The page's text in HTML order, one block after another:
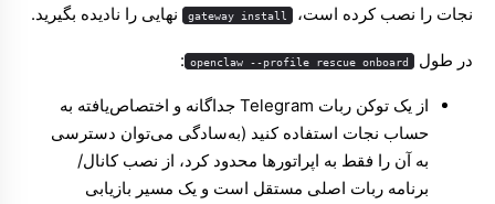
نجات را نصب کرده است،
gateway install نهایی را نادیده بگیرید.
در طول openclaw --profile rescue onboard
:
از یک توکن ربات Telegram جداگانه و اختصاص‌یافته به
حساب نجات استفاده کنید (به‌سادگی می‌توان دسترسی
به آن را فقط به اپراتورها محدود کرد، از نصب کانال/
برنامه ربات اصلی مستقل است و یک مسیر بازیابی